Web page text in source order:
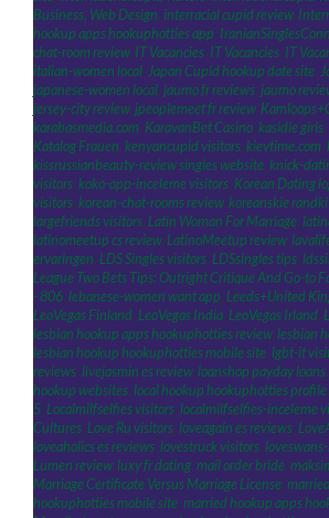
Business, Web Design, interracial cupid review,
hookup apps hookuphotties app,
chat-room review, IT Vacancies, IT Vacancies, IT
italian-women local, Japan Cupid hookup date site,
japanese-women local, jaumo fr reviews, jaumo
jersey-city review, jpeoplemeet fr review,
karabasmedia.com, KaravanBet Casino, kasidie giris,
Katalog Frauen, kenyancupid visitors, kievtime.com,
kissrussianbeauty-review singles website, knick-
visitors, koko-app-inceleme visitors, Korean Dating
visitors, korean-chat-rooms review, koreanskie
largefriends visitors, Latin Woman For Marriage,
latinomeetup cs review, LatinoMeetup review,
ervaringen, LDS Singles visitors, LDSsingles tips,
League Two Bets Tips: Outright Critique And Go-to
- 806, lebanese-women want app, Leeds+United
LeoVegas Finland, LeoVegas India, LeoVegas Irland,
lesbian hookup apps hookuphotties review, lesbian
lesbian hookup hookuphotties mobile site, lgbt-it
reviews, livejasmin es review, loanshop payday loans,
hookup websites, local hookup hookuphotties profile,
5, Localmilfselfies visitors, localmilfselfies-inceleme
Cultures, Love Ru visitors, loveagain es reviews,
loveaholics es reviews, lovestruck visitors,
Lumen review, luxy fr dating, mail order bride,
Marriage Certificate Versus Marriage License,
hookuphotties mobile site, married hookup apps